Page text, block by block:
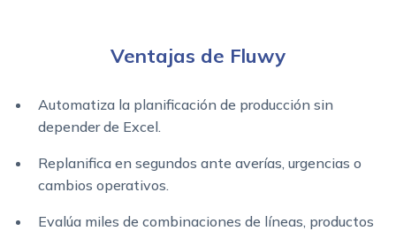
Ventajas de Fluwy
Automatiza la planificación de producción sin
depender de Excel.
Replanifica en segundos ante averías, urgencias o
cambios operativos.
Evalúa miles de combinaciones de líneas, productos